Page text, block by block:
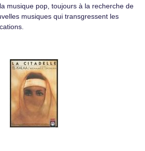
musique pop, toujours à la recherche de
musiques qui transgressent les